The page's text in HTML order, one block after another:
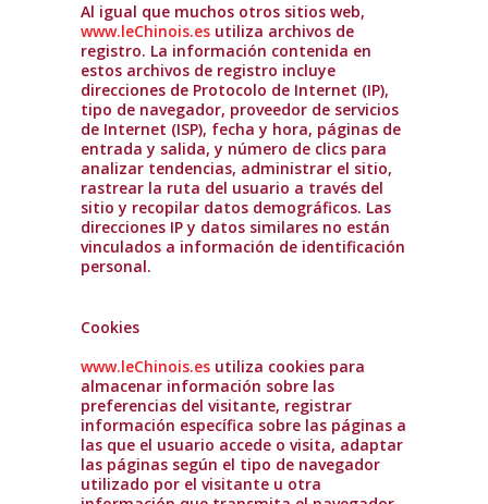
Al igual que muchos otros sitios web,
www.leChinois.es utiliza archivos de
registro. La información contenida en
estos archivos de registro incluye
direcciones de Protocolo de Internet (IP),
tipo de navegador, proveedor de servicios
de Internet (ISP), fecha y hora, páginas de
entrada y salida, y número de clics para
analizar tendencias, administrar el sitio,
rastrear la ruta del usuario a través del
sitio y recopilar datos demográficos. Las
direcciones IP y datos similares no están
vinculados a información de identificación
personal.
Cookies
www.leChinois.es utiliza cookies para
almacenar información sobre las
preferencias del visitante, registrar
información específica sobre las páginas a
las que el usuario accede o visita, adaptar
las páginas según el tipo de navegador
utilizado por el visitante u otra